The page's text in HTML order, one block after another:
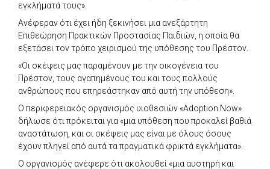
εγκλήματά τους».
Ανέφεραν ότι έχει ήδη ξεκινήσει μια ανεξάρτητη
Επιθεώρηση Πρακτικών Προστασίας Παιδιών, η οποία θα
εξετάσει τον τρόπο χειρισμού της υπόθεσης του Πρέστον.
«Οι σκέψεις μας παραμένουν με την οικογένεια του
Πρέστον, τους αγαπημένους του και τους πολλούς
ανθρώπους που επηρεάστηκαν από αυτή την υπόθεση».
Ο περιφερειακός οργανισμός υιοθεσιών «Adoption Now»
δήλωσε ότι πρόκειται για «μια υπόθεση που προκαλεί βαθιά
αναστάτωση, και οι σκέψεις μας είναι με όλους όσους
έχουν πληγεί από αυτά τα πραγματικά φρικτά εγκλήματα».
Ο οργανισμός ανέφερε ότι ακολουθεί «μια αυστηρή και